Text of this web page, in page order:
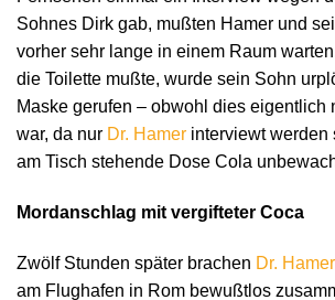
Sohnes Dirk gab, mußten Hamer und
vorher sehr lange in einem Raum
die Toilette mußte, wurde sein Sohn
Maske gerufen – obwohl dies eigentlich
war, da nur Dr. Hamer interviewt werden
am Tisch stehende Dose Cola
Mordanschlag mit vergifteter Coca
Zwölf Stunden später brachen Dr. Hamer
am Flughafen in Rom bewußtlos